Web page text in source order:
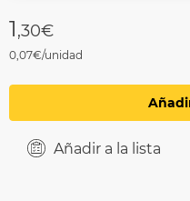
1,30€
0,07€/unidad
Añadir a la lista